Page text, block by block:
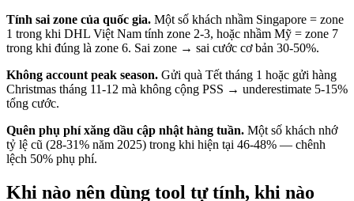
Tính sai zone của quốc gia. Một số khách nhầm Singapore = zone
1 trong khi DHL Việt Nam tính zone 2-3, hoặc nhầm Mỹ = zone 7
trong khi đúng là zone 6. Sai zone → sai cước cơ bản 30-50%.
Không account peak season. Gửi quà Tết tháng 1 hoặc gửi hàng
Christmas tháng 11-12 mà không cộng PSS → underestimate 5-15%
tổng cước.
Quên phụ phí xăng dầu cập nhật hàng tuần. Một số khách nhớ
tỷ lệ cũ (28-31% năm 2025) trong khi hiện tại 46-48% — chênh
lệch 50% phụ phí.
Khi nào nên dùng tool tự tính, khi nào